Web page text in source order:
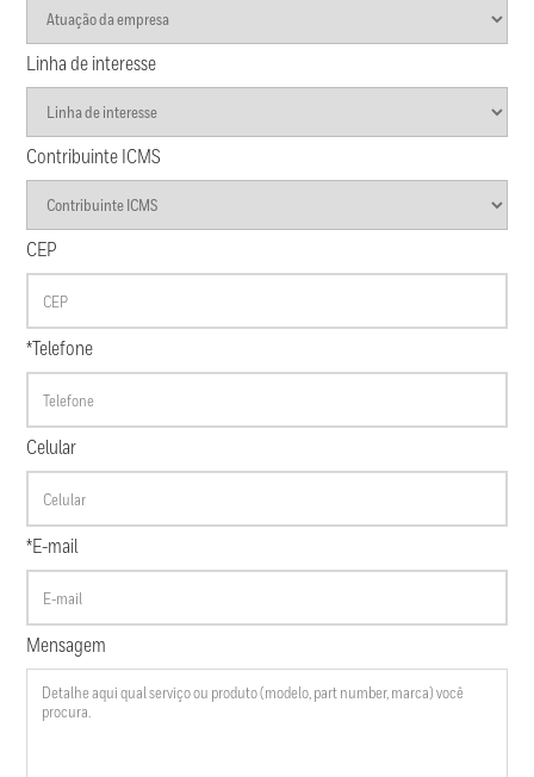
Linha de interesse
Contribuinte ICMS
CEP
*Telefone
Celular
*E-mail
Mensagem